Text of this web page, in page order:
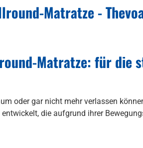
Matratze -
Matratze: für die
oder gar nicht mehr verlassen
die aufgrund ihrer